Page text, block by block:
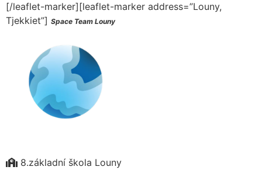
[/leaflet-marker][leaflet-marker address=”Louny,
Tjekkiet”] Space Team Louny
8.základní škola Louny